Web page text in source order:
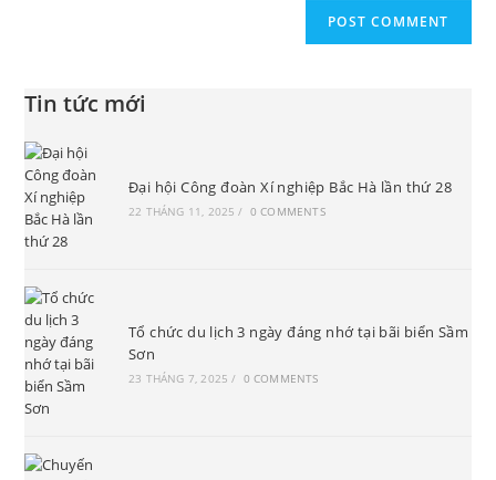
Tin tức mới
Đại hội Công đoàn Xí nghiệp Bắc Hà lần thứ 28
22 THÁNG 11, 2025 / 0 COMMENTS
Tổ chức du lịch 3 ngày đáng nhớ tại bãi biển Sầm
Sơn
23 THÁNG 7, 2025 / 0 COMMENTS